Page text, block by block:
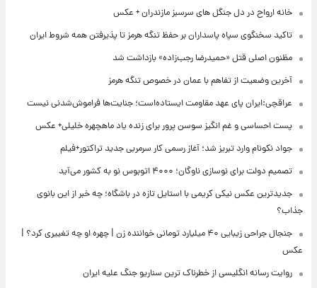
خانه ارواح در دل جنگل های سرسبز مازندران + عکس
تاکید سخنگوی سپاه پاسداران بر حفظ تنگه هرمز تا پذیرفتن همه شروط ایران
مظنون اصلی قتل «حمیدرضا رجب‌زاده» بازداشت شد
آخرین وضعیت از تفاهم با عمان در خصوص تنگه هرمز
عراقچی:ایران پای عهد مقاومت ایستاده‌است؛ جنایت‌ها فراموش‌شدنی نیست
پست احساسی و غم انگیز سوسن پرور برای زنده یاد ماهچهره خلیلی+ عکس
جواد نکونام وارد تبریز شد؛ آغاز رسمی کار سرمربی جدید تراکتور+فیلم
تصمیم دولت برای نوسازی ناوگان؛ ۴۰۰۰ اتوبوس نو به کشور می‌آید
جدیدترین عکس نیکی کریمی با استایل تازه در باشگاه؛ چه خبر از این بانوی
جذاب؟
جنجال جراحی زیبایی ۴۰ میلیارد تومانی خواننده زن | چهره او چه تغییری کرد؟ |
عکس
روایت رسانه انگلیسی از خطرناک ترین سناریو جنگ علیه ایران